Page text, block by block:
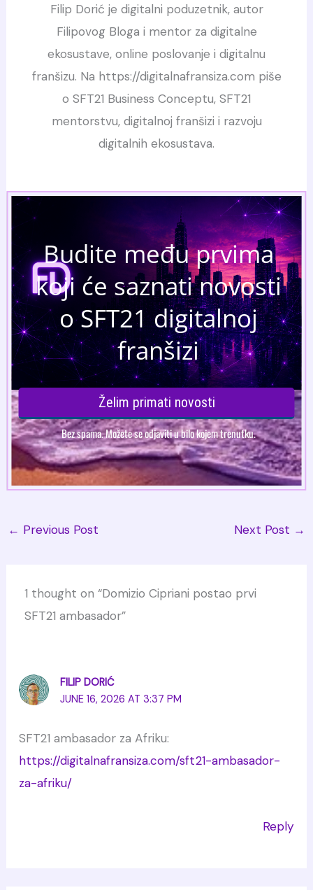
Filip Dorić je digitalni poduzetnik, autor
Filipovog Bloga i mentor za digitalne
ekosustave, online poslovanje i digitalnu
franšizu. Na https://digitalnafransiza.com piše
o SFT21 Business Conceptu, SFT21
mentorstvu, digitalnoj franšizi i razvoju
digitalnih ekosustava.
← Previous Post Next Post →
1 thought on “Domizio Cipriani postao prvi
SFT21 ambasador”
FILIP DORIĆ
JUNE 16, 2026 AT 3:37 PM
SFT21 ambasador za Afriku:
https://digitalnafransiza.com/sft21-ambasador-
za-afriku/
Reply